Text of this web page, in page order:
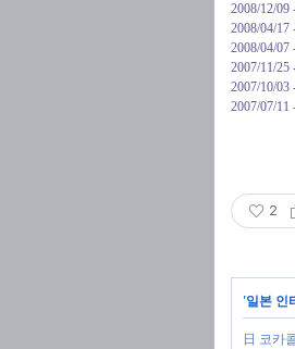
2008/12/
2008/04/
2008/04/
2007/11/
2007/10/
2007/07/
2
'일본 인
日 코카